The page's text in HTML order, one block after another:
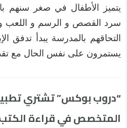
يتميز الأطفال في صغر سنهم
سرد القصص و الرسم و اللعب
التحاقهم بالمدرسة يبدأ تدفق
يستمرون على نفس الحال مع
المتخصص في قراءة الكتب